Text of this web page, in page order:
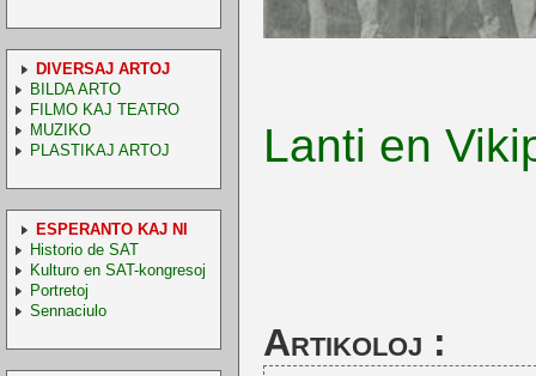
DIVERSAJ ARTOJ
BILDA ARTO
FILMO KAJ TEATRO
MUZIKO
PLASTIKAJ ARTOJ
ESPERANTO KAJ NI
Historio de SAT
Kulturo en SAT-kongresoj
Portretoj
Sennaciulo
Lanti en
Artikoloj :